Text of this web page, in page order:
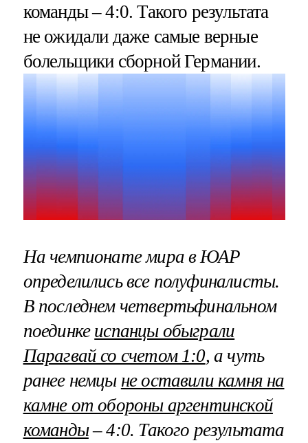
команды – 4:0. Такого результата
не ожидали даже самые верные
болельщики сборной Германии.
На чемпионате мира в ЮАР
определились все полуфиналисты.
В последнем четвертьфинальном
поединке испанцы обыграли
Парагвай со счетом 1:0, а чуть
ранее немцы не оставили камня на
камне от обороны аргентинской
команды– 4:0. Такого результата